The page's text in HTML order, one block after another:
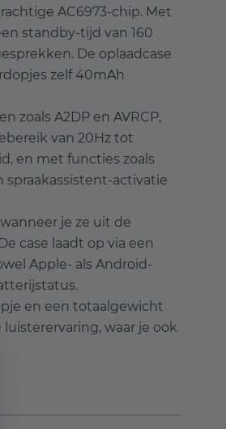
AC6973-chip. Met
standby-tijd van 160
De oplaadcase
zelf 40mAh
zoals A2DP en AVRCP,
van 20Hz tot
en met functies zoals
activatie
je ze uit de
case laadt op via een
Apple- als Android-
en een totaalgewicht
waar je ook